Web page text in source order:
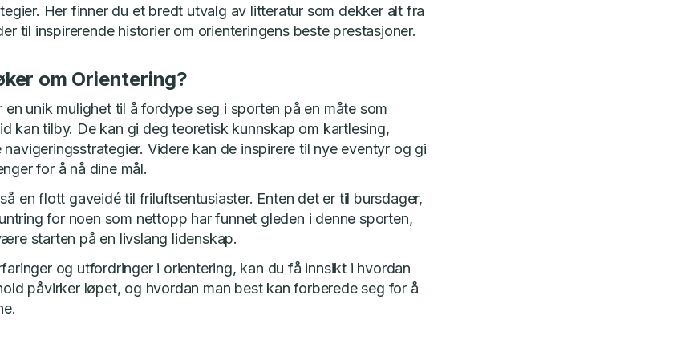
Her finner du et bredt utvalg av litteratur som dekker alt fra
til inspirerende historier om orienteringens beste prestasjoner.
om Orientering?
en unik mulighet til å fordype seg i sporten på en måte som
kan tilby. De kan gi deg teoretisk kunnskap om kartlesing,
Videre kan de inspirere til nye eventyr og gi
for å nå dine mål.
en flott gaveidé til friluftsentusiaster. Enten det er til bursdager,
for noen som nettopp har funnet gleden i denne sporten,
starten på en livslang lidenskap.
og utfordringer i orientering, kan du få innsikt i hvordan
påvirker løpet, og hvordan man best kan forberede seg for å